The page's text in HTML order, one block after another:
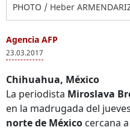
PHOTO / Heber
Agencia AFP
23.03.2017
Chihuahua, México
La periodista Miroslava
en la madrugada del
norte de México cercana